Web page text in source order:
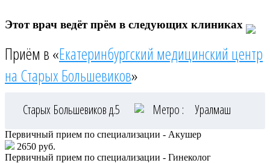
Этот врач ведёт прём в следующих клиниках
Приём в «Екатеринбургский медицинский центр
на Старых Большевиков»
Старых Большевиков д.5 Метро : Уралмаш
Первичный прием по специализации - Акушер
2650 руб.
Первичный прием по специализации - Гинеколог